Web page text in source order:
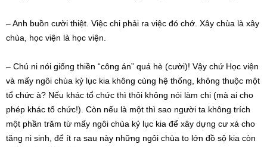
– Anh buồn cười thiệt. Việc chi phải ra việc đó chớ. Xây chùa là xây
chùa, học viện là học viện.
– Chú ni nói giống thiền “công án” quá hè (cười)! Vậy chứ Học viện
và mấy ngôi chùa kỷ lục kia không cùng hệ thống, không thuộc một
tổ chức à? Nếu khác tổ chức thì thôi không nói làm chi (mà ai cho
phép khác tổ chức!). Còn nếu là một thì sao người ta không trích
một phần trăm từ mấy ngôi chùa kỷ lục kia để xây dựng cư xá cho
tăng ni sinh, để ít ra sau này những ngôi chùa to lớn đồ sộ kia còn